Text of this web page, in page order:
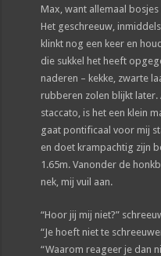
Max, want allemaal
Het geschreeuw,
klinkt nog een keer en
die sukkel het heeft
naderen – kekke, zwarte
rubberen zolen blijkt later.
staccato, is het een klein
gaat pontificaal voor mij
en doet krampachtig zijn
1.65m. Vanonder de
nek, mij vuil aan.
“Hoor jij mij niet?”
“Je hoeft niet te
“Waarom reageer je dan